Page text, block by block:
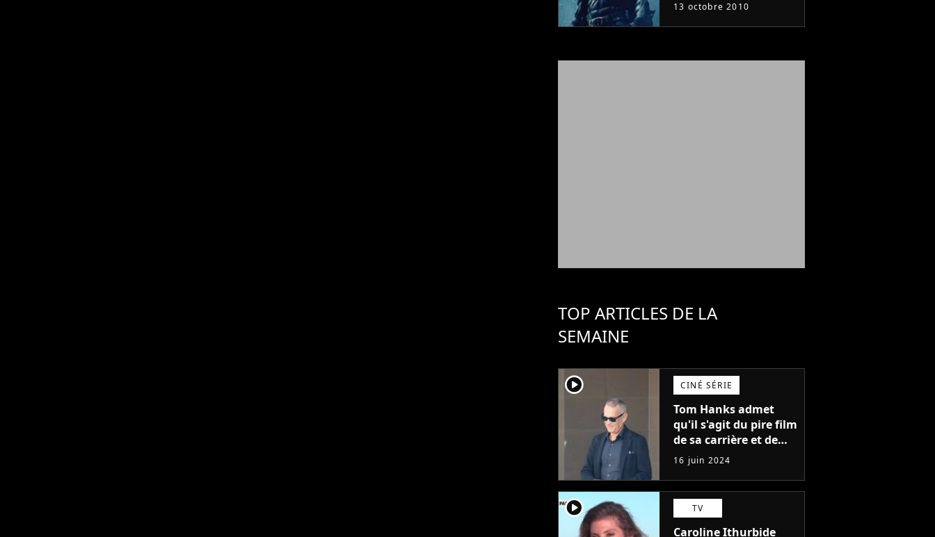
13 octobre 2010
TOP ARTICLES DE LA
SEMAINE
player2 CINÉ SÉRIE
Tom Hanks admet
qu'il s'agit du pire film
de sa carrière et de
l'un des pires de
l'histoire du cinéma :
"L'un des films les
plus médiocres jamais
réalisés"
16 juin 2024
player2 TV
Caroline Ithurbide